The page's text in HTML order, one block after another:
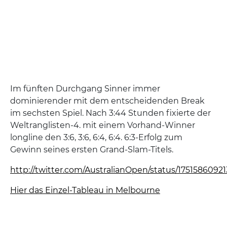
Im fünften Durchgang Sinner immer
dominierender mit dem entscheidenden Break
im sechsten Spiel. Nach 3:44 Stunden fixierte der
Weltranglisten-4. mit einem Vorhand-Winner
longline den 3:6, 3:6, 6:4, 6:4. 6:3-Erfolg zum
Gewinn seines ersten Grand-Slam-Titels.
http://twitter.com/AustralianOpen/status/
Hier das Einzel-Tableau in Melbourne